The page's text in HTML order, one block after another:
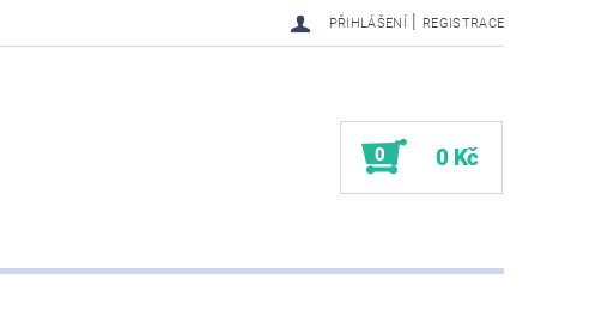
PŘIHLÁŠENÍ | REGISTRACE
0 0 Kč